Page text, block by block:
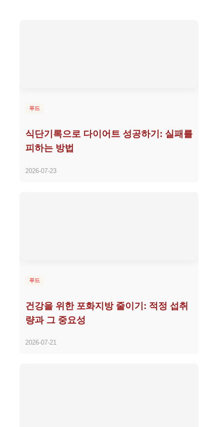
푸드
식단기록으로 다이어트 성공하기: 실패를
피하는 방법
2026-07-23
푸드
건강을 위한 포화지방 줄이기: 적정 섭취
량과 그 중요성
2026-07-21